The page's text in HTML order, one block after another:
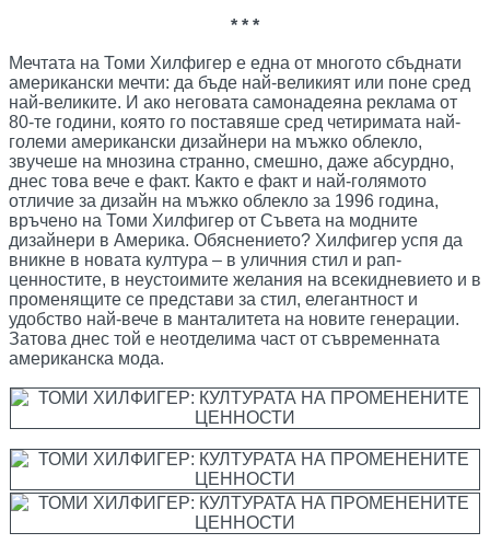
* * *
Мечтата на Томи Хилфигер е една от многото сбъднати
американски мечти: да бъде най-великият или поне сред
най-великите. И ако неговата самонадеяна реклама от
80-те години, която го поставяше сред четиримата най-
големи американски дизайнери на мъжко облекло,
звучеше на мнозина странно, смешно, даже абсурдно,
днес това вече е факт. Както е факт и най-голямото
отличие за дизайн на мъжко облекло за 1996 година,
връчено на Томи Хилфигер от Съвета на модните
дизайнери в Америка. Обяснението? Хилфигер успя да
вникне в новата култура – в уличния стил и рап-
ценностите, в неустоимите желания на всекидневието и в
променящите се представи за стил, елегантност и
удобство най-вече в манталитета на новите генерации.
Затова днес той е неотделима част от съвременната
американска мода.